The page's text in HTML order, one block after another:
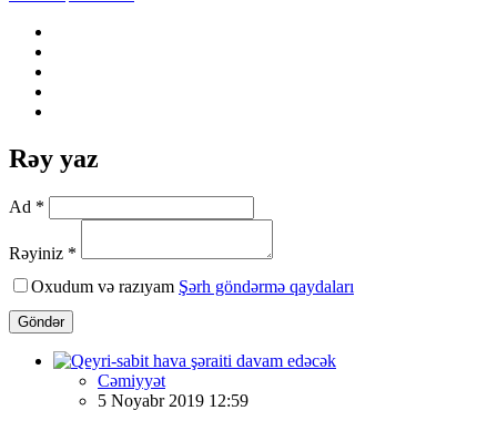
Rəy yaz
Ad *
Rəyiniz *
Oxudum və razıyam Şərh göndərmə qaydaları
Göndər
Cəmiyyət
5 Noyabr 2019 12:59